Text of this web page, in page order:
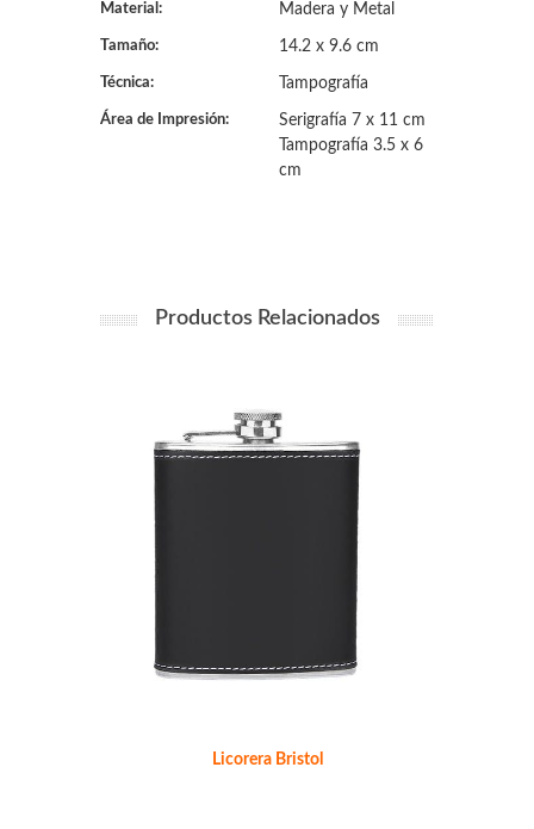
Material: Madera y Metal
Tamaño: 14.2 x 9.6 cm
Técnica: Tampografía
Área de Impresión:
Serigrafía 7 x 11 cm
Tampografía 3.5 x 6
cm
Productos Relacionados
Licorera Bristol